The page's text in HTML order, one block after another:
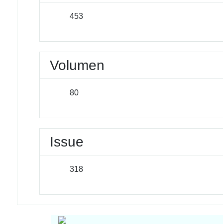
453
Volumen
80
Issue
318